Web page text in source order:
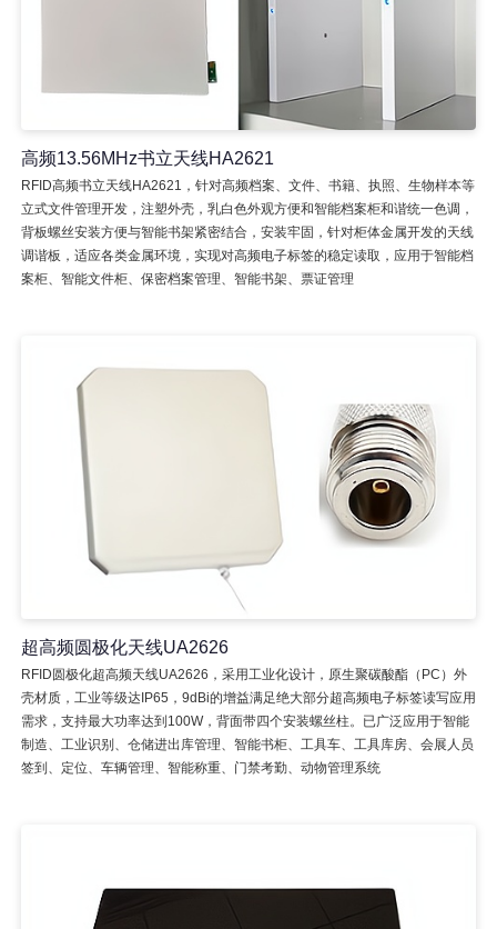
高频13.56MHz书立天线HA2621
RFID高频书立天线HA2621，针对高频档案、文件、书籍、执照、生物样本等
立式文件管理开发，注塑外壳，乳白色外观方便和智能档案柜和谐统一色调，
背板螺丝安装方便与智能书架紧密结合，安装牢固，针对柜体金属开发的天线
调谐板，适应各类金属环境，实现对高频电子标签的稳定读取，应用于智能档
案柜、智能文件柜、保密档案管理、智能书架、票证管理
超高频圆极化天线UA2626
RFID圆极化超高频天线UA2626，采用工业化设计，原生聚碳酸酯（PC）外
壳材质，工业等级达IP65，9dBi的增益满足绝大部分超高频电子标签读写应用
需求，支持最大功率达到100W，背面带四个安装螺丝柱。已广泛应用于智能
制造、工业识别、仓储进出库管理、智能书柜、工具车、工具库房、会展人员
签到、定位、车辆管理、智能称重、门禁考勤、动物管理系统